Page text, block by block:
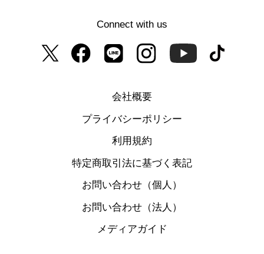
Connect with us
会社概要
プライバシーポリシー
利用規約
特定商取引法に基づく表記
お問い合わせ（個人）
お問い合わせ（法人）
メディアガイド